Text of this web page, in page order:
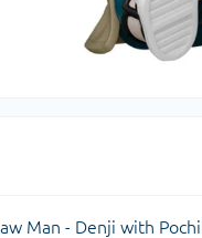
Man - Denji with